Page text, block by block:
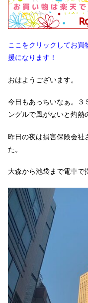
ここをクリックしてお
援になります！
おはようございます。
今日もあっちいなぁ。３
ングルで風がないと灼熱
昨日の夜は損害保険会社
た。
大森から池袋まで電車で